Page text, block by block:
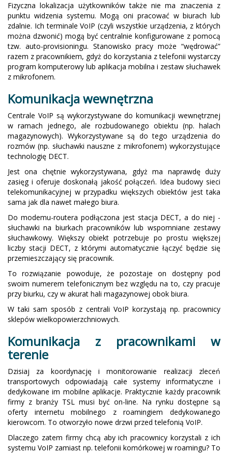
Fizyczna lokalizacja użytkowników także nie ma znaczenia z
punktu widzenia systemu. Mogą oni pracować w biurach lub
zdalnie. Ich terminale VoIP (czyli wszystkie urządzenia, z których
można dzwonić) mogą być centralnie konfigurowane z pomocą
tzw. auto-provisioningu. Stanowisko pracy może “wędrować”
razem z pracownikiem, gdyż do korzystania z telefonii wystarczy
program komputerowy lub aplikacja mobilna i zestaw słuchawek
z mikrofonem.
Komunikacja wewnętrzna
Centrale VoIP są wykorzystywane do komunikacji wewnętrznej
w ramach jednego, ale rozbudowanego obiektu (np. halach
magazynowych). Wykorzystywane są do tego urządzenia do
rozmów (np. słuchawki nauszne z mikrofonem) wykorzystujące
technologię DECT.
Jest ona chętnie wykorzystywana, gdyż ma naprawdę duży
zasięg i oferuje doskonałą jakość połączeń. Idea budowy sieci
telekomunikacyjnej w przypadku większych obiektów jest taka
sama jak dla nawet małego biura.
Do modemu-routera podłączona jest stacja DECT, a do niej -
słuchawki na biurkach pracowników lub wspomniane zestawy
słuchawkowy. Większy obiekt potrzebuje po prostu większej
liczby stacji DECT, z którymi automatycznie łączyć będzie się
przemieszczający się pracownik.
To rozwiązanie powoduje, że pozostaje on dostępny pod
swoim numerem telefonicznym bez względu na to, czy pracuje
przy biurku, czy w akurat hali magazynowej obok biura.
W taki sam sposób z centrali VoIP korzystają np. pracownicy
sklepów wielkopowierzchniowych.
Komunikacja z pracownikami w
terenie
Dzisiaj za koordynację i monitorowanie realizacji zleceń
transportowych odpowiadają całe systemy informatyczne i
dedykowane im mobilne aplikacje. Praktycznie każdy pracownik
firmy z branży TSL musi być on-line. Na rynku dostępne są
oferty internetu mobilnego z roamingiem dedykowanego
kierowcom. To otworzyło nowe drzwi przed telefonią VoIP.
Dlaczego zatem firmy chcą aby ich pracownicy korzystali z ich
systemu VoIP zamiast np. telefonii komórkowej w roamingu? To